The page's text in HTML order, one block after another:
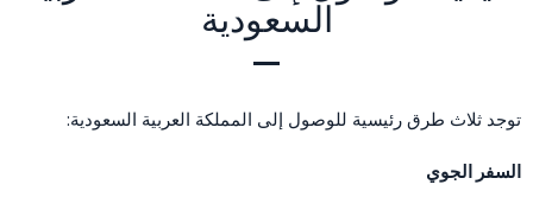
السعودية
توجد ثلاث طرق رئيسية للوصول إلى المملكة العربية السعودية:
السفر الجوي